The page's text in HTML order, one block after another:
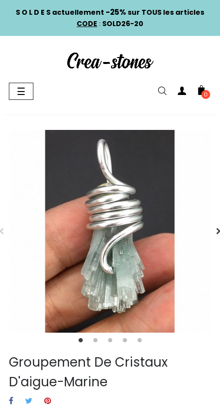
S O L D E S actuellement -25% sur TOUS les articles
CODE : SOLD26-20
Basculer
la
☰ 0
Groupement De Cristaux
D'aigue-Marine